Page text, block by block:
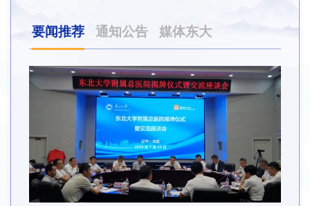
要闻推荐 通知公告 媒体东大